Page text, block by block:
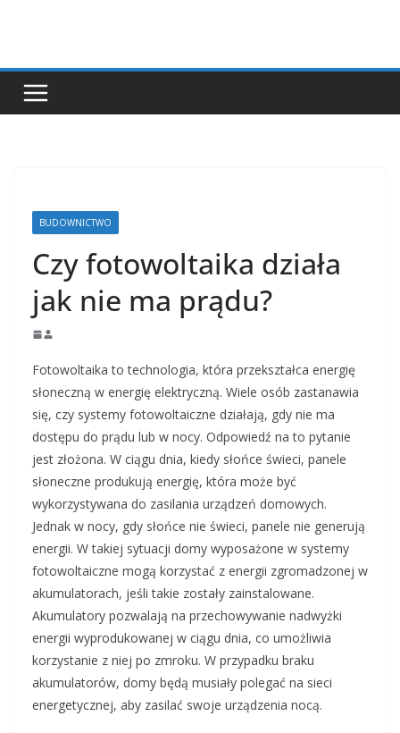
BUDOWNICTWO
Czy fotowoltaika działa
jak nie ma prądu?
Fotowoltaika to technologia, która przekształca energię
słoneczną w energię elektryczną. Wiele osób zastanawia
się, czy systemy fotowoltaiczne działają, gdy nie ma
dostępu do prądu lub w nocy. Odpowiedź na to pytanie
jest złożona. W ciągu dnia, kiedy słońce świeci, panele
słoneczne produkują energię, która może być
wykorzystywana do zasilania urządzeń domowych.
Jednak w nocy, gdy słońce nie świeci, panele nie generują
energii. W takiej sytuacji domy wyposażone w systemy
fotowoltaiczne mogą korzystać z energii zgromadzonej w
akumulatorach, jeśli takie zostały zainstalowane.
Akumulatory pozwalają na przechowywanie nadwyżki
energii wyprodukowanej w ciągu dnia, co umożliwia
korzystanie z niej po zmroku. W przypadku braku
akumulatorów, domy będą musiały polegać na sieci
energetycznej, aby zasilać swoje urządzenia nocą.